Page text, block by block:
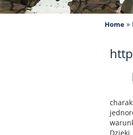
Home »